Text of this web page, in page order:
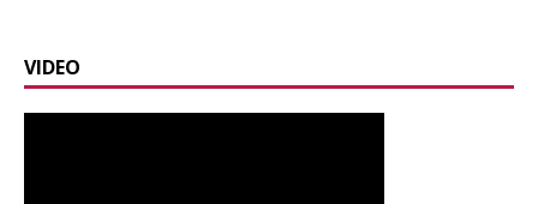
VIDEO